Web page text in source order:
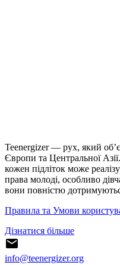
Teenergizer — рух, який
Європи та Центральної
кожен підліток може
права молоді, особливо
вони повністю
Правила та Умови
Дізнатися більше
info@teenergizer.org